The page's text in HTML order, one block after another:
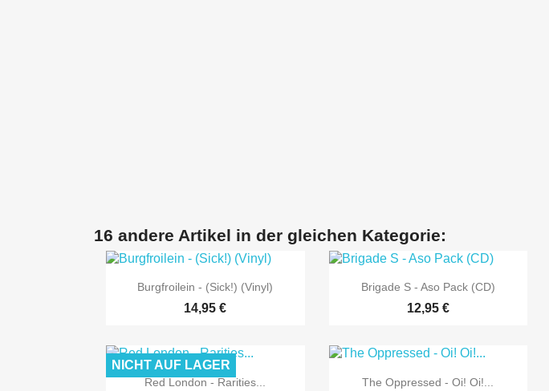
16 andere Artikel in der gleichen Kategorie:
 Vorschau
Burgfroilein - (Sick!) (Vinyl)
14,95 €
 Vorschau
Brigade S - Aso Pack (CD)
12,95 €
 Vorschau
Red London - Rarities...
NICHT AUF LAGER
 Vorschau
The Oppressed - Oi! Oi!...